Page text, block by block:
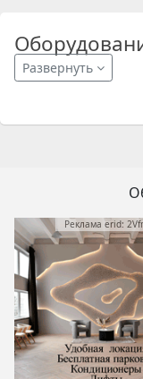
Развернуть
Реклама erid: